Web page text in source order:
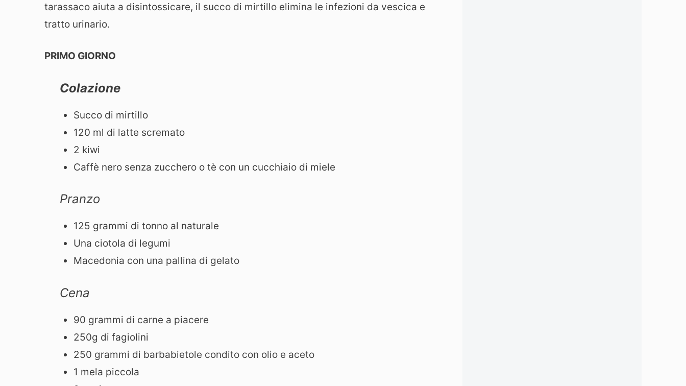
tarassaco aiuta a disintossicare, il succo di mirtillo elimina le infezioni da vescica e
tratto urinario.
PRIMO GIORNO
Colazione
Succo di mirtillo
120 ml di latte scremato
2 kiwi
Caffè nero senza zucchero o tè con un cucchiaio di miele
Pranzo
125 grammi di tonno al naturale
Una ciotola di legumi
Macedonia con una pallina di gelato
Cena
90 grammi di carne a piacere
250g di fagiolini
250 grammi di barbabietole condito con olio e aceto
1 mela piccola